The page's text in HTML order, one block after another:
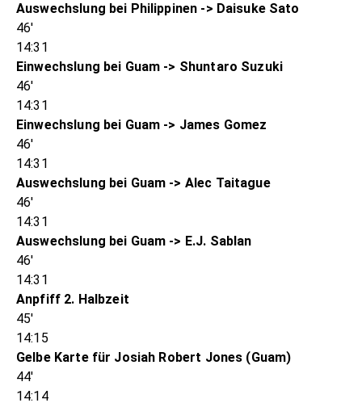
Auswechslung bei Philippinen -> Daisuke Sato
46'
14:31
Einwechslung bei Guam -> Shuntaro Suzuki
46'
14:31
Einwechslung bei Guam -> James Gomez
46'
14:31
Auswechslung bei Guam -> Alec Taitague
46'
14:31
Auswechslung bei Guam -> E.J. Sablan
46'
14:31
Anpfiff 2. Halbzeit
45'
14:15
Gelbe Karte für Josiah Robert Jones (Guam)
44'
14:14